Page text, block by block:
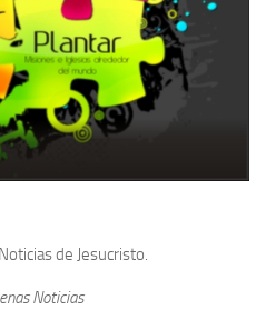
de Jesucristo.
Noticias